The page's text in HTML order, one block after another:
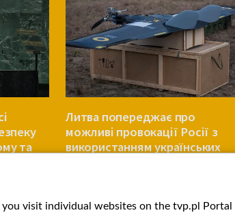
та
Литва попереджає про
можливі провокації Росії з
використанням українських
visit individual websites on the tvp.pl